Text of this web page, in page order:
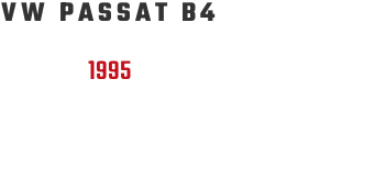
VW PASSAT B4
1995